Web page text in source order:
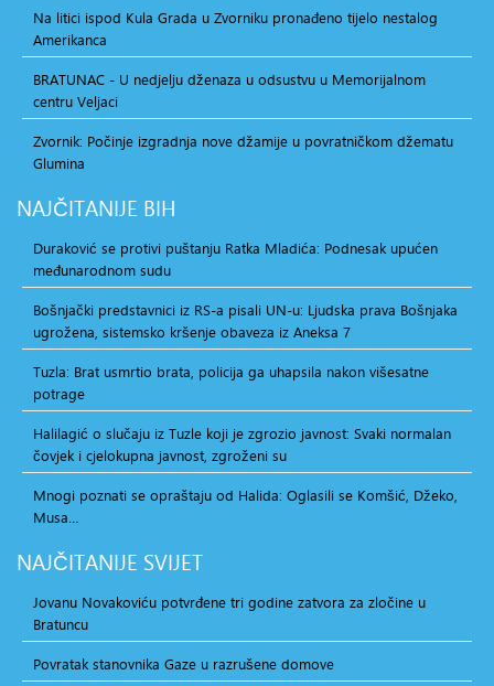
Na litici ispod Kula Grada u Zvorniku pronađeno tijelo nestalog
Amerikanca
BRATUNAC - U nedjelju dženaza u odsustvu u Memorijalnom
centru Veljaci
Zvornik: Počinje izgradnja nove džamije u povratničkom džematu
Glumina
NAJČITANIJE BIH
Duraković se protivi puštanju Ratka Mladića: Podnesak upućen
međunarodnom sudu
Bošnjački predstavnici iz RS-a pisali UN-u: Ljudska prava Bošnjaka
ugrožena, sistemsko kršenje obaveza iz Aneksa 7
Tuzla: Brat usmrtio brata, policija ga uhapsila nakon višesatne
potrage
Halilagić o slučaju iz Tuzle koji je zgrozio javnost: Svaki normalan
čovjek i cjelokupna javnost, zgroženi su
Mnogi poznati se opraštaju od Halida: Oglasili se Komšić, Džeko,
Musa…
NAJČITANIJE SVIJET
Jovanu Novakoviću potvrđene tri godine zatvora za zločine u
Bratuncu
Povratak stanovnika Gaze u razrušene domove